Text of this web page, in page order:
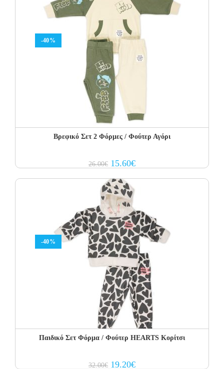
-40%
Βρεφικό Σετ 2 Φόρμες / Φούτερ Αγόρι
26.00€ Original
price
26.00€.
15.60€Current
price
-40%
Παιδικό Σετ Φόρμα / Φούτερ HEARTS Κορίτσι
32.00€ Original
19.20€Current